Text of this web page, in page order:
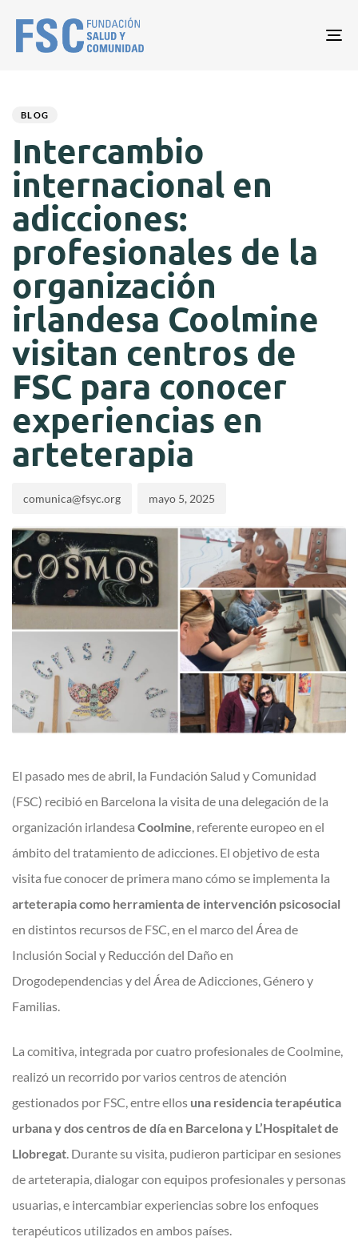
BLOG
Intercambio
internacional en
adicciones:
profesionales de la
organización
irlandesa Coolmine
visitan centros de
FSC para conocer
experiencias en
arteterapia
comunica@fsyc.org mayo 5, 2025
El pasado mes de abril, la Fundación Salud y Comunidad
(FSC) recibió en Barcelona la visita de una delegación de la
organización irlandesa Coolmine, referente europeo en el
ámbito del tratamiento de adicciones. El objetivo de esta
visita fue conocer de primera mano cómo se implementa la
arteterapia como herramienta de intervención psicosocial
en distintos recursos de FSC, en el marco del Área de
Inclusión Social y Reducción del Daño en
Drogodependencias y del Área de Adicciones, Género y
Familias.
La comitiva, integrada por cuatro profesionales de Coolmine,
realizó un recorrido por varios centros de atención
gestionados por FSC, entre ellos una residencia terapéutica
urbana y dos centros de día en Barcelona y L’Hospitalet de
Llobregat. Durante su visita, pudieron participar en sesiones
de arteterapia, dialogar con equipos profesionales y personas
usuarias, e intercambiar experiencias sobre los enfoques
terapéuticos utilizados en ambos países.